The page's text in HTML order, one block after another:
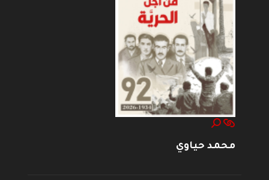
محمد حياوي